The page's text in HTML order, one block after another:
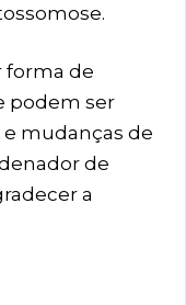
forma de
podem ser
mudanças de
de
a